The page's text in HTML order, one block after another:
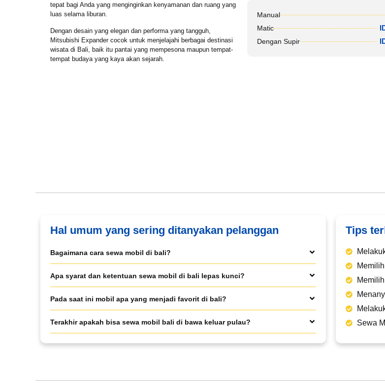
tepat bagi Anda yang menginginkan kenyamanan dan ruang yang
luas selama liburan.
Dengan desain yang elegan dan performa yang tangguh,
Mitsubishi Expander cocok untuk menjelajahi berbagai destinasi
wisata di Bali, baik itu pantai yang mempesona maupun tempat-
tempat budaya yang kaya akan sejarah.
Manual
Matic
Dengan Supir
Hal umum yang sering ditanyakan pelanggan
Bagaimana cara sewa mobil di bali?
Apa syarat dan ketentuan sewa mobil di bali lepas kunci?
Pada saat ini mobil apa yang menjadi favorit di bali?
Terakhir apakah bisa sewa mobil bali di bawa keluar pulau?
Tips
Sewa
Book via WhatsApp
Tipe Sewa*
Nama*
Tgl Mulai*